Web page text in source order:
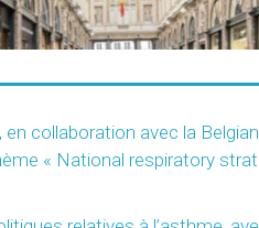
collaboration avec la
« National respiratory